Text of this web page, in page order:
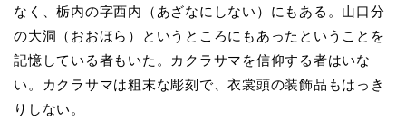
なく、栃内の字西内（あざなにしない）にもある。山口分
の大洞（おおほら）というところにもあったということを
記憶している者もいた。カクラサマを信仰する者はいな
い。カクラサマは粗末な彫刻で、衣裳頭の装飾品もはっき
りしない。